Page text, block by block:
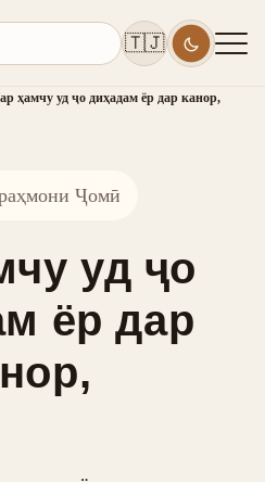
🇹🇯
ҳамчу уд ҷо диҳадам ёр дар канор,
Ҷомӣ
уд ҷо
ёр дар